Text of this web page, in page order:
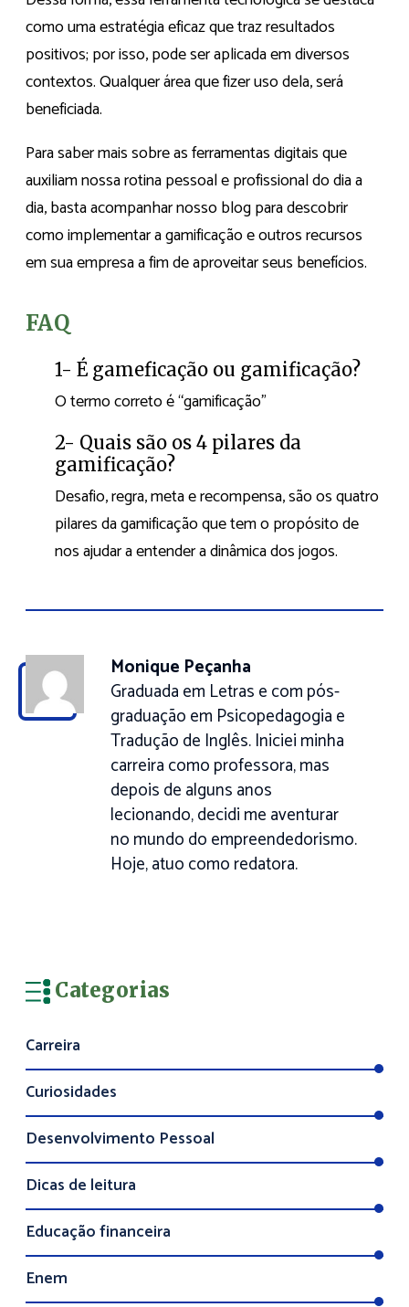
como uma estratégia eficaz que traz resultados
positivos; por isso, pode ser aplicada em diversos
contextos. Qualquer área que fizer uso dela, será
beneficiada.
Para saber mais sobre as ferramentas digitais que
auxiliam nossa rotina pessoal e profissional do dia a
dia, basta acompanhar nosso blog para descobrir
como implementar a gamificação e outros recursos
em sua empresa a fim de aproveitar seus benefícios.
FAQ
1- É gameficação ou gamificação?
O termo correto é “gamificação”
2- Quais são os 4 pilares da
gamificação?
Desafio, regra, meta e recompensa, são os quatro
pilares da gamificação que tem o propósito de
nos ajudar a entender a dinâmica dos jogos.
Monique Peçanha
Graduada em Letras e com pós-
graduação em Psicopedagogia e
Tradução de Inglês. Iniciei minha
carreira como professora, mas
depois de alguns anos
lecionando, decidi me aventurar
no mundo do empreendedorismo.
Hoje, atuo como redatora.
Categorias
Carreira
Curiosidades
Desenvolvimento Pessoal
Dicas de leitura
Educação financeira
Enem